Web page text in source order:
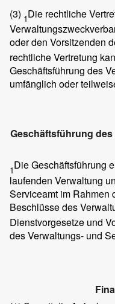
(3) 1Die rechtliche
oder den Vorsitzenden
rechtliche Vertretung
Geschäftsführung des
umfänglich oder
Geschäftsführung
1Die Geschäftsführung
laufenden Verwaltung
Serviceamt im Rahmen
Beschlüsse des
Dienstvorgesetze und
des Verwaltungs- und